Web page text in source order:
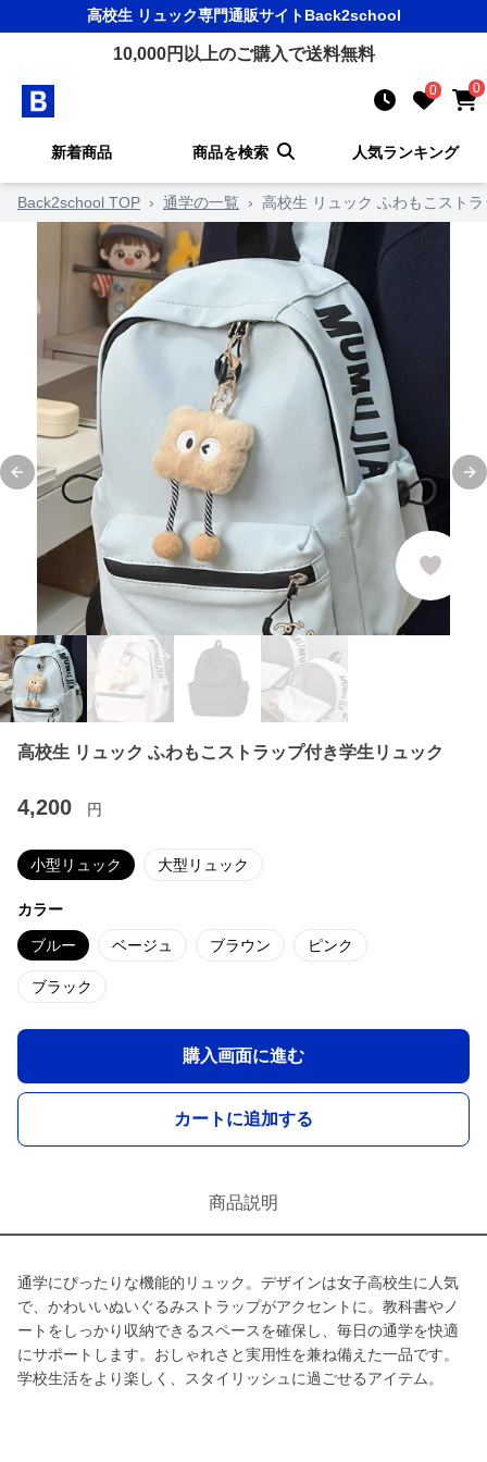
高校生 リュック専門通販サイトBack2school
10,000円以上のご購入で送料無料
0 0
新着商品 商品を検索 人気ランキング
Back2school TOP › 通学の一覧 › 高校生 リュック ふわもこスト
Previous slide
高校生 リュック ふわもこストラップ付き学生リュック
4,200 円
小型リュック 大型リュック
カラー
ブルー ベージュ ブラウン ピンク
ブラック
購入画面に進む
カートに追加する
商品説明
通学にぴったりな機能的リュック。デザインは女子高校生に人気
で、かわいいぬいぐるみストラップがアクセントに。教科書やノ
ートをしっかり収納できるスペースを確保し、毎日の通学を快適
にサポートします。おしゃれさと実用性を兼ね備えた一品です。
学校生活をより楽しく、スタイリッシュに過ごせるアイテム。